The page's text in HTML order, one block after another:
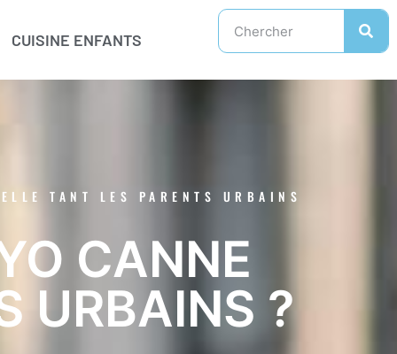
CUISINE ENFANTS
TANT LES PARENTS URBAINS
CANNE
URBAINS ?